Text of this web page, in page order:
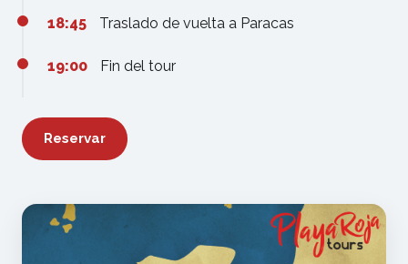
18:45 Traslado de vuelta a Paracas
19:00 Fin del tour
Reservar